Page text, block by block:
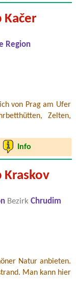
Kačer
Region
von Prag am Ufer
Zelten,
Info
Bezirk Chrudim
Natur anbieten.
Man kann hier